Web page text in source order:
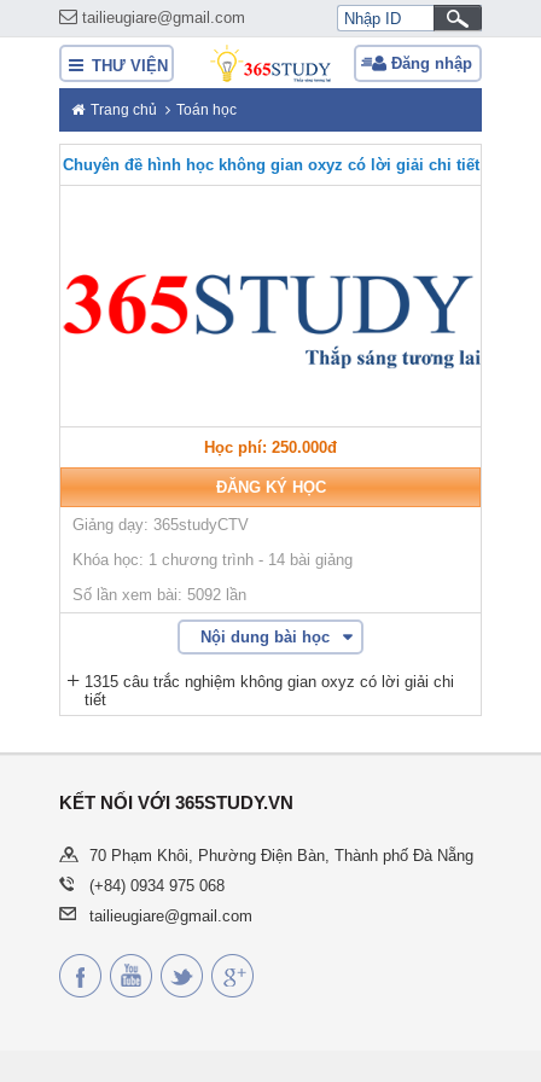
tailieugiare@gmail.com
THƯ VIỆN Đăng nhập
Trang chủ Toán học
Chuyên đề hình học không gian oxyz có lời giải chi tiết
Học phí: 250.000đ
ĐĂNG KÝ HỌC
Giảng dạy: 365studyCTV
Khóa học: 1 chương trình - 14 bài giảng
Số lần xem bài: 5092 lần
Nội dung bài học
1315 câu trắc nghiệm không gian oxyz có lời giải chi
tiết
KẾT NỐI VỚI 365STUDY.VN
70 Phạm Khôi, Phường Điện Bàn, Thành phố Đà Nẵng
(+84) 0934 975 068
tailieugiare@gmail.com